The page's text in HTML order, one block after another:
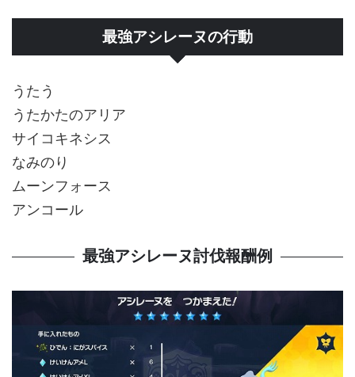
最強アシレーヌの行動
うたう
うたかたのアリア
サイコキネシス
なみのり
ムーンフォース
アンコール
最強アシレーヌ討伐報酬例